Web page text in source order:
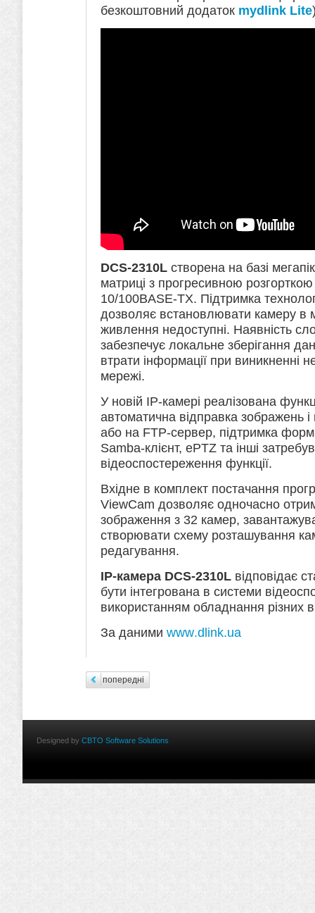
безкоштовний додаток mydlink Lite
DCS-2310L створена на базі
матриці з прогресивною
10/100BASE-TX. Підтримка
дозволяє встановлювати камеру в
живлення недоступні. Наявність
забезпечує локальне зберігання
втрати інформації при виникненні
мережі.
У новій IP-камері реалізована
автоматична відправка зображень
або на FTP-сервер, підтримка
Samba-клієнт, ePTZ та інші
відеоспостереження функції.
Вхідне в комплект постачання
ViewCam дозволяє одночасно
зображення з 32 камер,
створювати схему розташування
редагування.
IP-камера DCS-2310L відповідає
бути інтегрована в системи
використанням обладнання різних
За даними www.dlink.ua
попередні
Designed by CBTO Software Solutions